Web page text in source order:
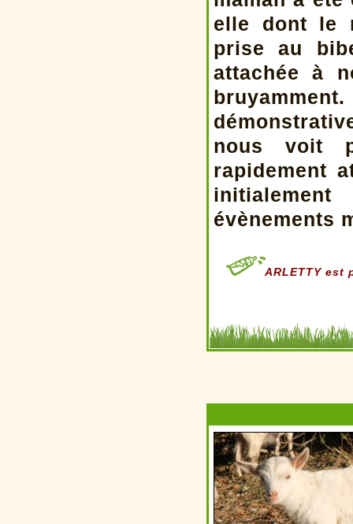
elle dont le
prise au
attachée à
nous voit
rapidement
évènements
ARLETTY